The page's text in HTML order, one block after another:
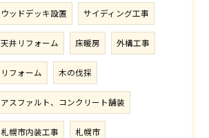
ウッドデッキ設置 サイディング工事
天井リフォーム 床暖房 外構工事
リフォーム 木の伐採
アスファルト、コンクリート舗装
札幌市内装工事 札幌市